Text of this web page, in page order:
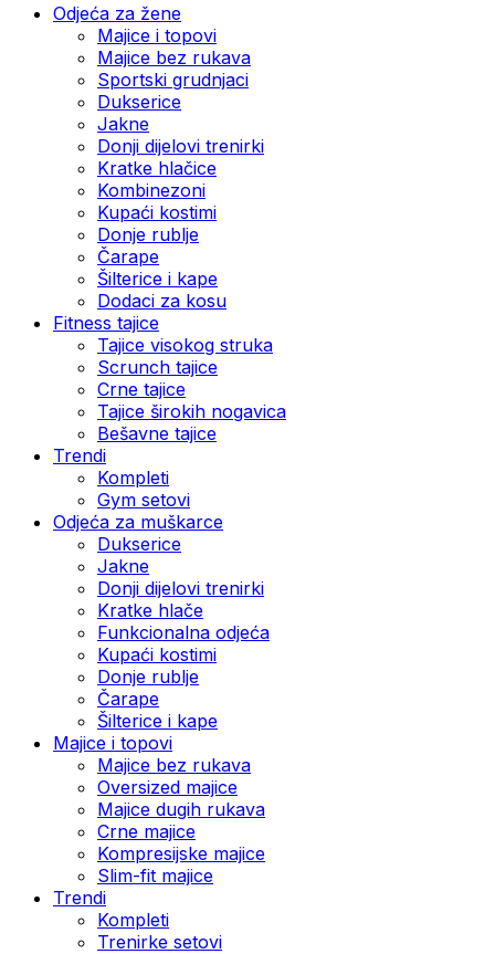
Odjeća za žene
Majice i topovi
Majice bez rukava
Sportski grudnjaci
Dukserice
Jakne
Donji dijelovi trenirki
Kratke hlačice
Kombinezoni
Kupaći kostimi
Donje rublje
Čarape
Šilterice i kape
Dodaci za kosu
Fitness tajice
Tajice visokog struka
Scrunch tajice
Crne tajice
Tajice širokih nogavica
Bešavne tajice
Trendi
Kompleti
Gym setovi
Odjeća za muškarce
Dukserice
Jakne
Donji dijelovi trenirki
Kratke hlače
Funkcionalna odjeća
Kupaći kostimi
Donje rublje
Čarape
Šilterice i kape
Majice i topovi
Majice bez rukava
Oversized majice
Majice dugih rukava
Crne majice
Kompresijske majice
Slim-fit majice
Trendi
Kompleti
Trenirke setovi